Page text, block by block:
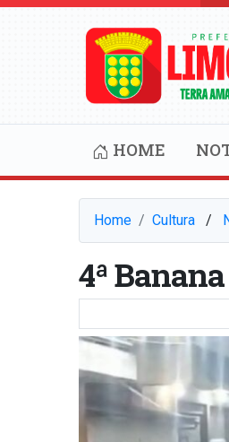
HOME
Home Cultura⠀/⠀
4ª